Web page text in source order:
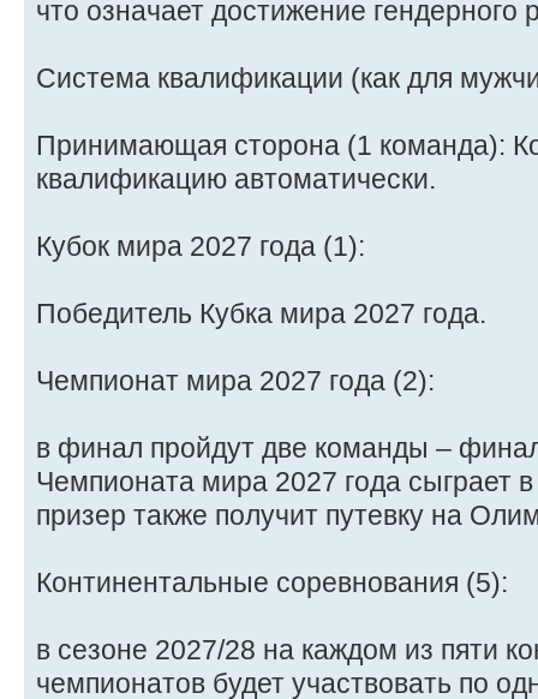
что означает достижение гендерного
Система квалификации (как для
Принимающая сторона (1 команда):
квалификацию автоматически.
Кубок мира 2027 года (1):
Победитель Кубка мира 2027 года.
Чемпионат мира 2027 года (2):
в финал пройдут две команды –
Чемпионата мира 2027 года сыграет
призер также получит путевку на
Континентальные соревнования (5):
в сезоне 2027/28 на каждом из пяти
чемпионатов будет участвовать по